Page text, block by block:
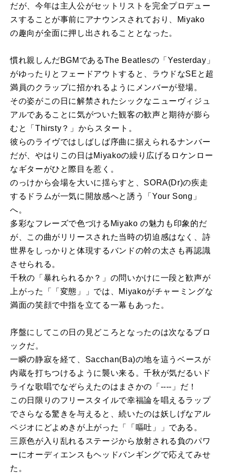
だが、今年は主人公がセットリストを完全プロデュー
スすることが事前にアナウンスされており、Miyako
の趣向が全面に押し出されることとなった。
慣れ親しんだBGMであるThe Beatlesの「Yesterday」
がゆったりとフェードアウトすると、ラウドなSEと超
満員のクラップに招かれるようにメンバーが登場。
その姿がこの日に解禁されたシックなニューヴィジュ
アルであることに気がついた観客の歓声と期待が膨ら
むと「Thirsty？」からスタート。
彼らのライヴではしばしば序曲に据えられるナンバー
だが、やはりこの日はMiyakoの繰り広げるロケンロー
なギターがひと際目を惹く。
のっけから会場を大いに揺らすと、SORA(Dr)の疾走
するドラムが一気に開放感へと誘う「Your Song」
へ。
多彩なフレーズで色づけるMiyako の魅力も印象的だ
が、この曲がリリースされた当時の切迫感はなく、詩
世界をしっかりと体現するバンドの幹の太さも再認識
させられる。
千秋の「暴れられるか？」の問いかけに一段と歓声が
上がった「「変態」」では、Miyakoがチャーミングな
満面の笑顔で中指を立てる一幕もあった。
序盤にしてこの日の見どころとなったのは次なるブロ
ックだ。
一瞬の静寂を経て、Sacchan(Ba)の地を這うベースが
内蔵を打ちつけるように襲い来る。千秋が気だるいド
ライな歌唱でなぞらえたのはまさかの「----」だ！
この日限りのフリースタイルで幸福論を唱えるラップ
でさらなる驚きを与えると、続いたのは妖しげなアル
ペジオにどよめきが上がった「「嘔吐」」である。
三原色が入り乱れるステージから放射される負のパワ
ーにオーディエンスもヘッドバンギングで応えてみせ
た。